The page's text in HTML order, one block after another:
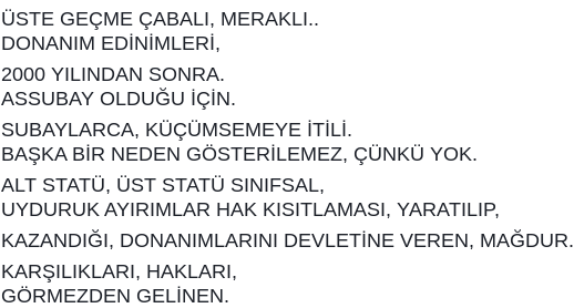
ÜSTE GEÇME ÇABALI, MERAKLI..
DONANIM EDİNİMLERİ,
2000 YILINDAN SONRA.
ASSUBAY OLDUĞU İÇİN.
SUBAYLARCA, KÜÇÜMSEMEYE İTİLİ.
BAŞKA BİR NEDEN GÖSTERİLEMEZ, ÇÜNKÜ YOK.
ALT STATÜ, ÜST STATÜ SINIFSAL,
UYDURUK AYIRIMLAR HAK KISITLAMASI, YARATILIP,
KAZANDIĞI, DONANIMLARINI DEVLETİNE VEREN, MAĞDUR.
KARŞILIKLARI, HAKLARI,
GÖRMEZDEN GELİNEN.